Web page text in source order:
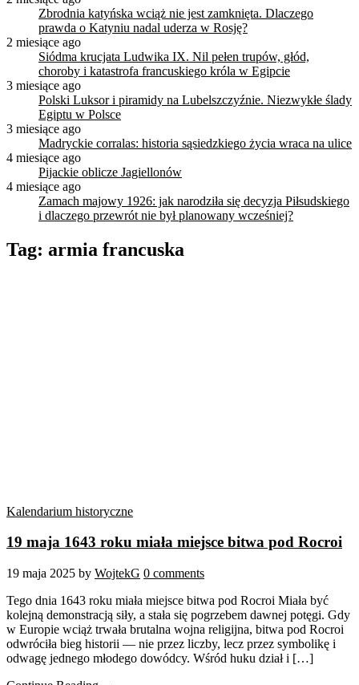
Zbrodnia katyńska wciąż nie jest zamknięta. Dlaczego
prawda o Katyniu nadal uderza w Rosję?
2 miesiące ago
Siódma krucjata Ludwika IX. Nil pełen trupów, głód,
choroby i katastrofa francuskiego króla w Egipcie
3 miesiące ago
Polski Luksor i piramidy na Lubelszczyźnie. Niezwykłe ślady
Egiptu w Polsce
3 miesiące ago
Madryckie corralas: historia sąsiedzkiego życia wraca na ulice
4 miesiące ago
Pijackie oblicze Jagiellonów
4 miesiące ago
Zamach majowy 1926: jak narodziła się decyzja Piłsudskiego
i dlaczego przewrót nie był planowany wcześniej?
Tag: armia francuska
Kalendarium historyczne
19 maja 1643 roku miała miejsce bitwa pod Rocroi
19 maja 2025 by WojtekG 0 comments
Tego dnia 1643 roku miała miejsce bitwa pod Rocroi Miała być
kolejną demonstracją siły, a stała się pogrzebem dawnej potęgi. Gdy
w Europie wciąż trwała brutalna wojna religijna, bitwa pod Rocroi
odwróciła bieg historii — nie przez liczby, lecz przez symbolikę i
odwagę jednego młodego dowódcy. Wśród huku dział i […]